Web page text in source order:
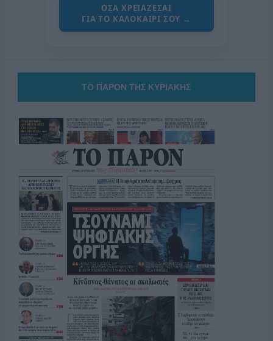
ΟΣΑ ΧΡΕΙΑΖΕΣΑΙ
ΓΙΑ ΤΟ ΚΑΛΟΚΑΙΡΙ ΣΟΥ →
ΤΟ ΠΑΡΟΝ ΤΗΣ ΚΥΡΙΑΚΗΣ